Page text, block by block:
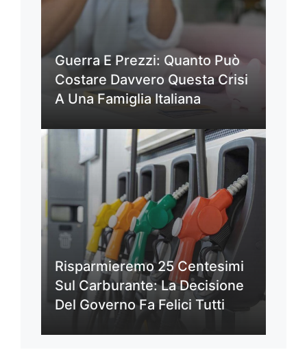
Guerra E Prezzi: Quanto Può
Costare Davvero Questa Crisi
A Una Famiglia Italiana
Risparmieremo 25 Centesimi
Sul Carburante: La Decisione
Del Governo Fa Felici Tutti